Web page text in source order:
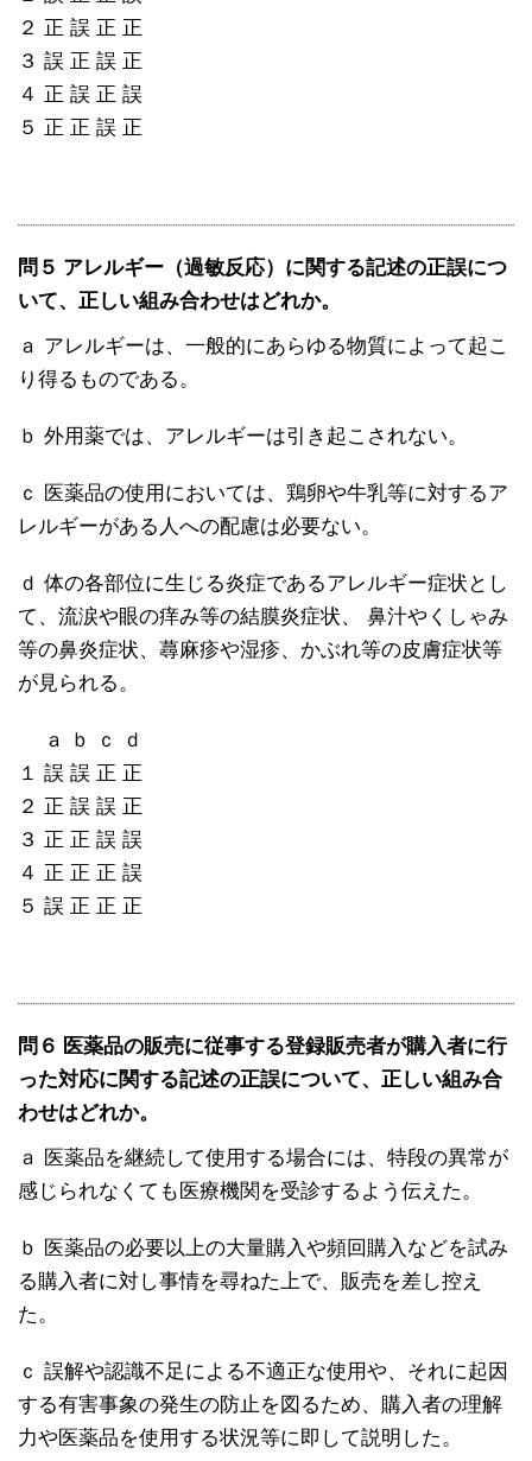
２ 正 誤 正 正
３ 誤 正 誤 正
４ 正 誤 正 誤
５ 正 正 誤 正
問５ アレルギー（過敏反応）に関する記述の正誤につ
いて、正しい組み合わせはどれか。
ａ アレルギーは、一般的にあらゆる物質によって起こ
り得るものである。
ｂ 外用薬では、アレルギーは引き起こされない。
ｃ 医薬品の使用においては、鶏卵や牛乳等に対するア
レルギーがある人への配慮は必要ない。
ｄ 体の各部位に生じる炎症であるアレルギー症状とし
て、流涙や眼の痒み等の結膜炎症状、 鼻汁やくしゃみ
等の鼻炎症状、蕁麻疹や湿疹、かぶれ等の皮膚症状等
が見られる。
ａ ｂ ｃ ｄ
１ 誤 誤 正 正
２ 正 誤 誤 正
３ 正 正 誤 誤
４ 正 正 正 誤
５ 誤 正 正 正
問６ 医薬品の販売に従事する登録販売者が購入者に行
った対応に関する記述の正誤について、正しい組み合
わせはどれか。
ａ 医薬品を継続して使用する場合には、特段の異常が
感じられなくても医療機関を受診するよう伝えた。
ｂ 医薬品の必要以上の大量購入や頻回購入などを試み
る購入者に対し事情を尋ねた上で、販売を差し控え
た。
ｃ 誤解や認識不足による不適正な使用や、それに起因
する有害事象の発生の防止を図るため、購入者の理解
力や医薬品を使用する状況等に即して説明した。